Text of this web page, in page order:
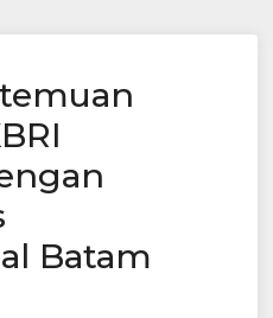
Entrepreneurship”
Batam